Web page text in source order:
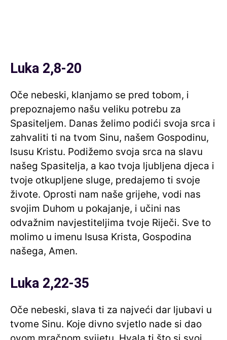
Luka 2,8-20
Oče nebeski, klanjamo se pred tobom, i
prepoznajemo našu veliku potrebu za
Spasiteljem. Danas želimo podići svoja srca i
zahvaliti ti na tvom Sinu, našem Gospodinu,
Isusu Kristu. Podižemo svoja srca na slavu
našeg Spasitelja, a kao tvoja ljubljena djeca i
tvoje otkupljene sluge, predajemo ti svoje
živote. Oprosti nam naše grijehe, vodi nas
svojim Duhom u pokajanje, i učini nas
odvažnim navjestiteljima tvoje Riječi. Sve to
molimo u imenu Isusa Krista, Gospodina
našega, Amen.
Luka 2,22-35
Oče nebeski, slava ti za najveći dar ljubavi u
tvome Sinu. Koje divno svjetlo nade si dao